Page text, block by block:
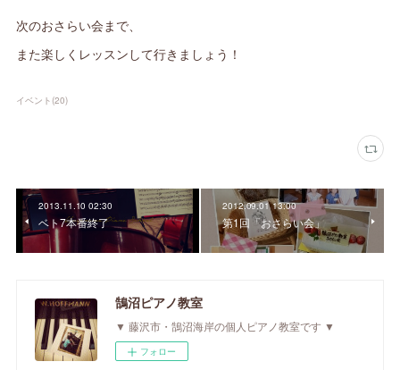
次のおさらい会まで、
また楽しくレッスンして行きましょう！
イベント (20)
2013.11.10 02:30
ベト7本番終了
2012.09.01 13:00
第1回「おさらい会」
鵠沼ピアノ教室
▼ 藤沢市・鵠沼海岸の個人ピアノ教室です ▼
フォロー